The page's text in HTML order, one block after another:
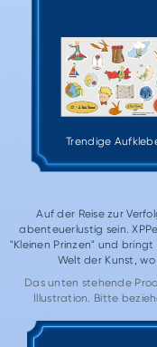
Trendige
Auf der Reise zur
abenteuerlustig sein.
"Kleinen Prinzen" und
Welt der Kunst,
Das unten stehende
Illustration. Bitte